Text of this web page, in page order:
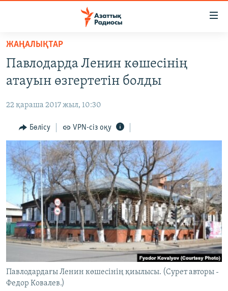
Skip
main
content
to
Navigation
Skip
to
Search
AZATTYQTV
ҚАҢТАР ОҚИҒАСЫ
АДАМ ҚҰҚЫҚТАРЫ
ӘЛЕУМЕТ
ӘЛЕМ
АРНАЙЫ ЖОБАЛАР
Русский
ЖАЗЫЛЫҢЫЗ
Басқа тілдерде
ЖАҢАЛЫҚТАР
Павлодарда Ленин көшесінің
атауын өзгертетін болды
22 қараша 2017 жыл, 10:30
Бөлісу VPN-сіз оқу
Павлодардағы Ленин көшесінің қиылысы. (Сурет авторы -
Федор Ковалев.)